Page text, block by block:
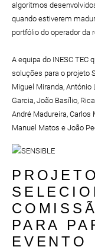
algoritmos
quando estiverem
portfólio do operador da
A equipa do INESC
soluções para o projeto
Miguel Miranda, António
Garcia, João Basílio,
André Madureira, Carlos
Manuel Matos e João
PARA
EVENTO